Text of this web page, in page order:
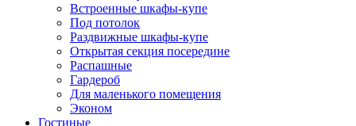
Встроенные шкафы-купе
Под потолок
Раздвижные шкафы-купе
Открытая секция посередине
Распашные
Гардероб
Для маленького помещения
Эконом
Гостиные